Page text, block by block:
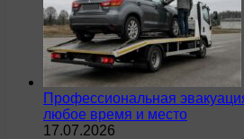
Профессиональная
любое время и место
17.07.2026